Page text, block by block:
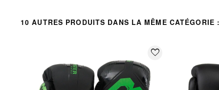
10 AUTRES PRODUITS DANS LA MÊME CATÉGORIE :
favorite_border